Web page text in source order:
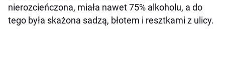
nierozcieńczona, miała nawet 75% alkoholu, a do
tego była skażona sadzą, błotem i resztkami z ulicy.